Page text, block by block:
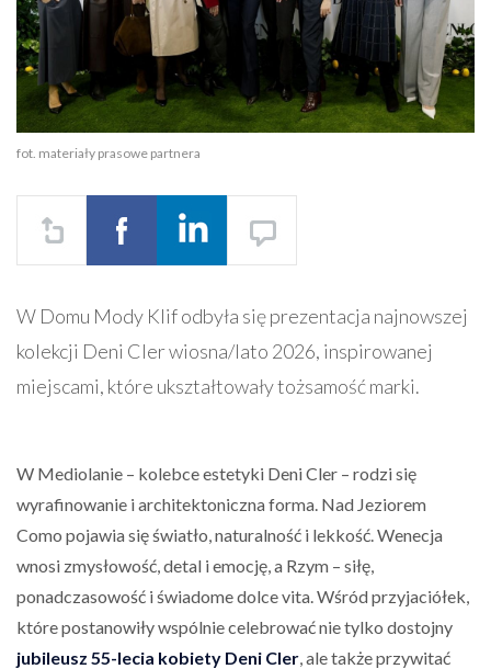
fot. materiały prasowe partnera
W Domu Mody Klif odbyła się prezentacja najnowszej
kolekcji Deni Cler wiosna/lato 2026, inspirowanej
miejscami, które ukształtowały tożsamość marki.
W Mediolanie – kolebce estetyki Deni Cler – rodzi się
wyrafinowanie i architektoniczna forma. Nad Jeziorem
Como pojawia się światło, naturalność i lekkość. Wenecja
wnosi zmysłowość, detal i emocję, a Rzym – siłę,
ponadczasowość i świadome dolce vita. Wśród przyjaciółek,
które postanowiły wspólnie celebrować nie tylko dostojny
jubileusz 55-lecia kobiety Deni Cler, ale także przywitać